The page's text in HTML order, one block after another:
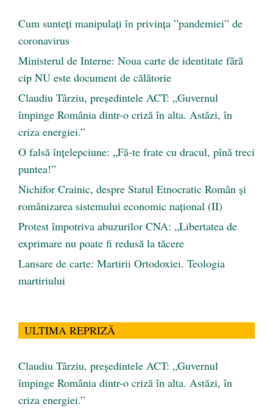
Cum sunteți manipulați în privința ”pandemiei” de
coronavirus
Ministerul de Interne: Noua carte de identitate fără
cip NU este document de călătorie
Claudiu Târziu, președintele ACT: „Guvernul
împinge România dintr-o criză în alta. Astăzi, în
criza energiei.”
O falsă înțelepciune: „Fă-te frate cu dracul, pînă treci
puntea!”
Nichifor Crainic, despre Statul Etnocratic Român şi
românizarea sistemului economic naţional (II)
Protest împotriva abuzurilor CNA: „Libertatea de
exprimare nu poate fi redusă la tăcere
Lansare de carte: Martirii Ortodoxiei. Teologia
martiriului
ULTIMA REPRIZĂ
Claudiu Târziu, președintele ACT: „Guvernul
împinge România dintr-o criză în alta. Astăzi, în
criza energiei.”